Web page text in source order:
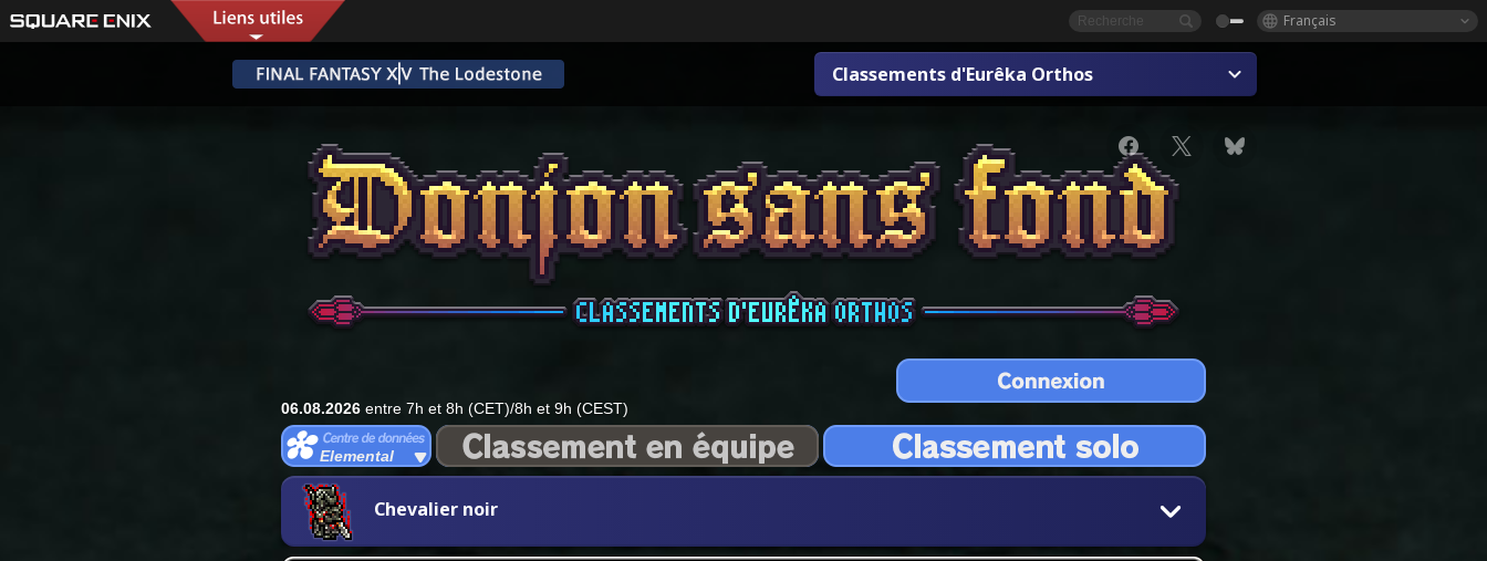
Français
Classements d'Eurêka Orthos
06.08.2026 entre 7h et 8h (CET)/8h et 9h (CEST)
Elemental
Chevalier noir